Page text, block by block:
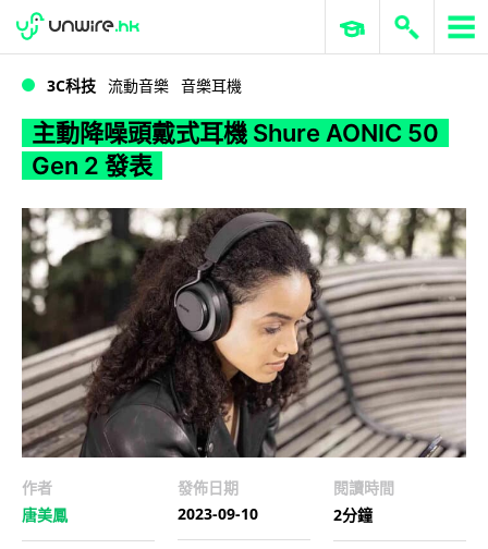
WWDC 2026 ERP 與商業 AI
3C科技 流動音樂 音樂耳機
主動降噪頭戴式耳機 Shure AONIC 50
Gen 2 發表
作者
唐美鳳
發佈日期
2023-09-10
閱讀時間
2分鐘